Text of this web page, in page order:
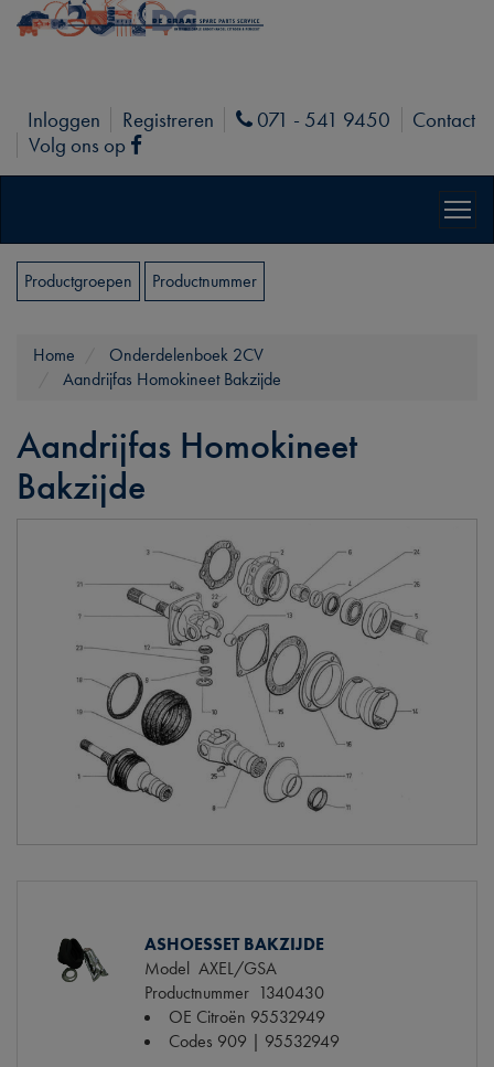
Inloggen Registreren Phone
071 - 541 9450
Contact
Volg ons op
Facebook
Productgroepen Productnummer
Home
Onderdelenboek 2CV
Aandrijfas Homokineet Bakzijde
Aandrijfas Homokineet
Bakzijde
ASHOESSET BAKZIJDE
Model AXEL/GSA
Productnummer 1340430
OE Citroën 95532949
Codes 909 | 95532949